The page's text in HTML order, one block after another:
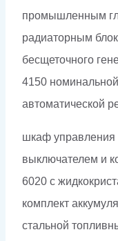
промышленным
радиаторным
бесщеточного
4150
автоматической
шкаф управления
выключателем и
6020 с
комплект
стальной